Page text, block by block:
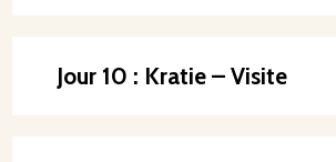
Jour 10 : Kratie – Visite